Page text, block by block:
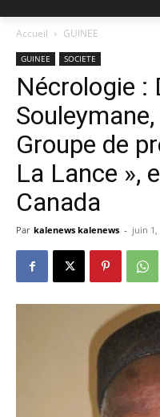
Accueil GUINEE
GUINEE SOCIETE
Nécrologie :
Groupe de
La Lance »,
Canada
Par kalenews kalenews - juin 1,